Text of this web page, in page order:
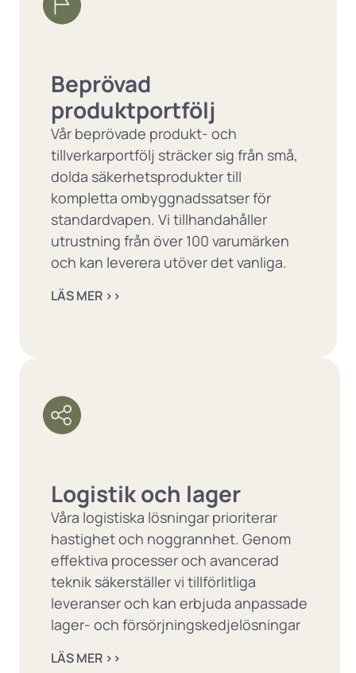
Beprövad
produktportfölj
Vår beprövade produkt- och
tillverkarportfölj sträcker sig från små,
dolda säkerhetsprodukter till
kompletta ombyggnadssatser för
standardvapen. Vi tillhandahåller
utrustning från över 100 varumärken
och kan leverera utöver det vanliga.
LÄS MER ››
Logistik och lager
Våra logistiska lösningar prioriterar
hastighet och noggrannhet. Genom
effektiva processer och avancerad
teknik säkerställer vi tillförlitliga
leveranser och kan erbjuda anpassade
lager- och försörjningskedjelösningar
LÄS MER ››